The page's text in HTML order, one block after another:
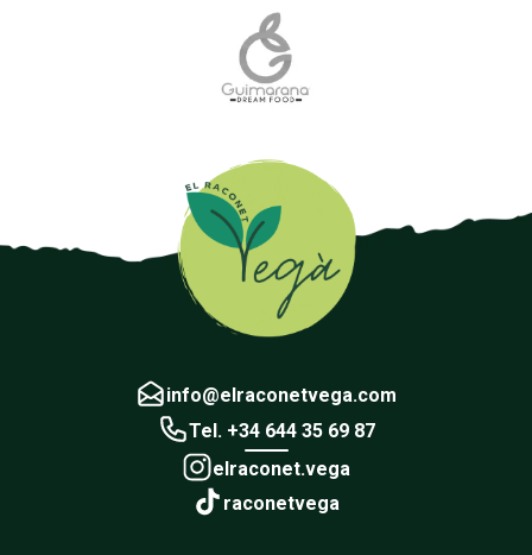
info@elraconetvega.com
Tel. +34 644 35 69 87
elraconet.vega
raconetvega